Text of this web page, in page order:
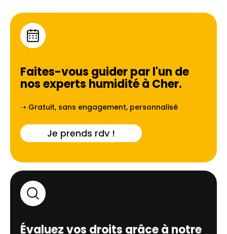
Faites-vous guider par l'un de
nos experts humidité à Cher.
➝ Gratuit, sans engagement, personnalisé
Je prends rdv !
Évaluez vos droits grâce à notre